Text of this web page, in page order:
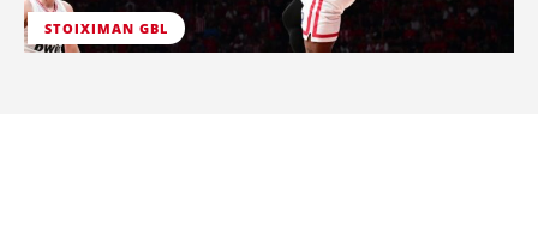
STOIXIMAN GBL